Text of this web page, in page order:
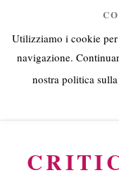
contenuto
Angeli
Utilizziamo i cookie
navigazione.
nostra politica